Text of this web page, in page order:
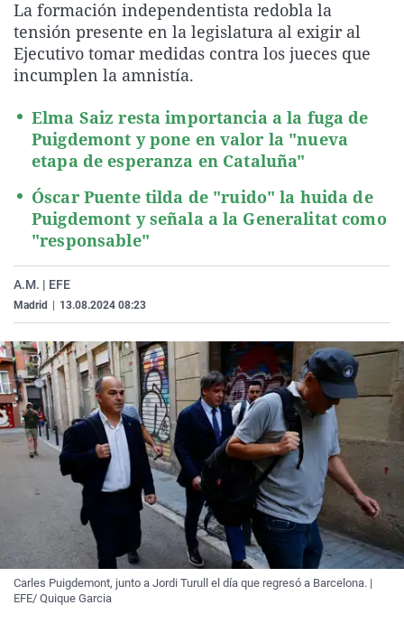
La rosa de los vientos
Gente viajera
Caso
Retornados
Operación Viuda
Extremadura
Galicia
Navarra
País Vasco
Virales
Televisión
La formación independentista redobla la
tensión presente en la legislatura al exigir al
Ejecutivo tomar medidas contra los jueces que
incumplen la amnistía.
Elma Saiz resta importancia a la fuga de
Puigdemont y pone en valor la "nueva
etapa de esperanza en Cataluña"
Óscar Puente tilda de "ruido" la huida de
Puigdemont y señala a la Generalitat como
"responsable"
A.M. | EFE
Madrid 13.08.2024 08:23
Carles Puigdemont, junto a Jordi Turull el día que regresó a Barcelona. |
EFE/ Quique Garcia